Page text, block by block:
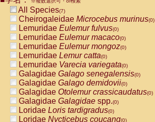
AtelidaeAteles geoffroyi
AtelidaeAteles paniscus(0)
AtelidaeAtelesspp. (0)
AtelidaeLagothrix lagothricha
AtelidaeLagothrix lagothricha cana
PitheciidaeCacajao calvus rubicundus
PitheciidaeCallicebus cupreus
PitheciidaeCallicebus donacophilus
PitheciidaeCallicebus moloch
PitheciidaeCallicebus torquatus(0)
PitheciidaeCallicebusspp.
PitheciidaeChiropotes satanas
PitheciidaePithecia monachus
All Species(7)
Cheirogaleidae Microcebus murinus(0)
Lemuridae Eulemur fulvus(0)
Lemuridae Eulemur macaco(0)
Lemuridae Eulemur mongoz(0)
Lemuridae Lemur catta(0)
Lemuridae Varecia variegata(0)
Galagidae Galago senegalensis(0)
Galagidae Galago demidovii(0)
Galagidae Otolemur crassicaudatus(0)
Galagidae Galagidae spp.(0)
Loridae Loris tardigradus(0)
Loridae Nycticebus coucang(0)